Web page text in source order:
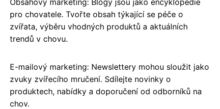
pro chovatele. Tvořte obsah týkající se péče o
zvířata, výběru vhodných produktů a aktuálních
trendů v chovu.
E-mailový marketing: Newslettery mohou sloužit jako
zvuky zvířecího mručení. Sdílejte novinky o
produktech, nabídky a doporučení od odborníků na
chov.